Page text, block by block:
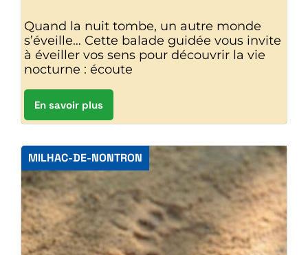
Quand la nuit tombe, un autre monde
s’éveille… Cette balade guidée vous invite
à éveiller vos sens pour découvrir la vie
nocturne : écoute
En savoir plus
MILHAC-DE-NONTRON